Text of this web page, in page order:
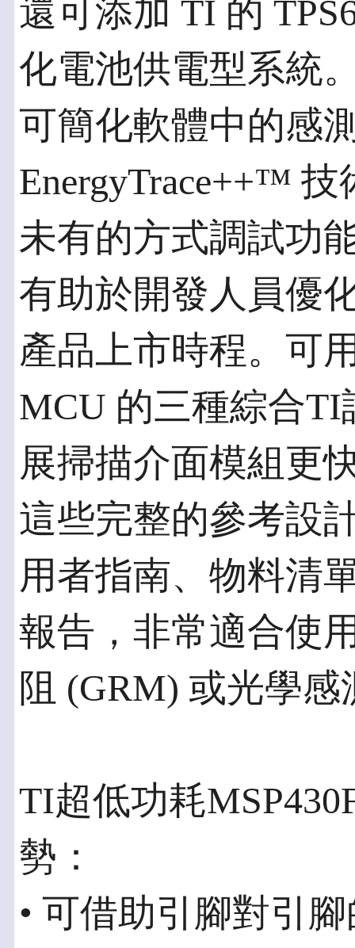
還可添加 TI 的
化電池供電型系統
可簡化軟體中的感
EnergyTrace++™
未有的方式調試功
有助於開發人員優
產品上市時程。可
MCU 的三種綜合
展掃描介面模組更
這些完整的參考設
用者指南、物料清
報告，非常適合使
阻 (GRM) 或光學
TI超低功耗
勢：
• 可借助引腳對引